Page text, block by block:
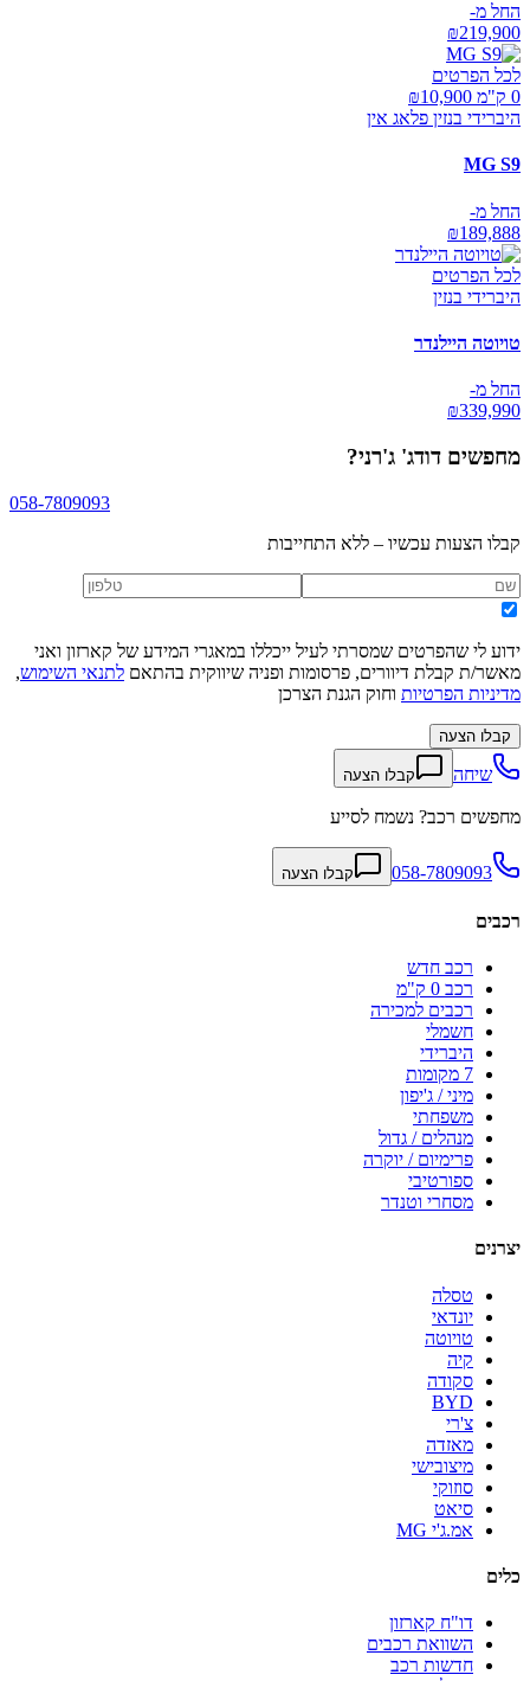
החל מ-
₪219,900
לכל הפרטים
0 ק"מ ₪
10,900
היברידי בנזין פלאג אין
MG S9
החל מ-
₪189,888
לכל הפרטים
היברידי בנזין
טויוטה היילנדר
החל מ-
₪339,990
מחפשים דודג' ג'רני?
058-7809093
קבלו הצעות עכשיו – ללא התחייבות
ידוע לי שהפרטים שמסרתי לעיל ייכללו במאגרי המידע של קארזון ואני
מאשר/ת קבלת דיוורים, פרסומות ופניה שיווקית בהתאם לתנאי השימוש,
מדיניות הפרטיות וחוק הגנת הצרכן
קבלו הצעה
שיחה קבלו הצעה
מחפשים רכב? נשמח לסייע
058-7809093 קבלו הצעה
רכבים
רכב חדש
רכב 0 ק"מ
רכבים למכירה
חשמלי
היברידי
7 מקומות
מיני / ג'יפון
משפחתי
מנהלים / גדול
פרימיום / יוקרה
ספורטיבי
מסחרי וטנדר
יצרנים
טסלה
יונדאי
טויוטה
קיה
סקודה
BYD
צ'רי
מאזדה
מיצובישי
סוזוקי
סיאט
אמ.ג'י MG
כלים
דו"ח קארזון
השוואת רכבים
חדשות רכב